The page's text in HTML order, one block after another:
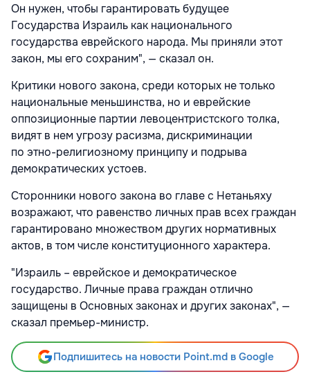
Он нужен, чтобы гарантировать будущее
Государства Израиль как национального
государства еврейского народа. Мы приняли этот
закон, мы его сохраним", — сказал он.
Критики нового закона, среди которых не только
национальные меньшинства, но и еврейские
оппозиционные партии левоцентристского толка,
видят в нем угрозу расизма, дискриминации
по этно-религиозному принципу и подрыва
демократических устоев.
Сторонники нового закона во главе с Нетаньяху
возражают, что равенство личных прав всех граждан
гарантировано множеством других нормативных
актов, в том числе конституционного характера.
"Израиль – еврейское и демократическое
государство. Личные права граждан отлично
защищены в Основных законах и других законах", —
сказал премьер-министр.
Подпишитесь на новости Point.md в Google